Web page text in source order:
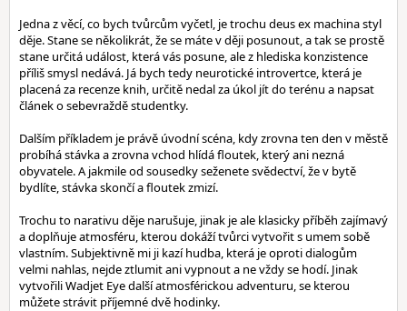
Jedna z věcí, co bych tvůrcům vyčetl, je trochu deus ex machina styl
děje. Stane se několikrát, že se máte v ději posunout, a tak se prostě
stane určitá událost, která vás posune, ale z hlediska konzistence
příliš smysl nedává. Já bych tedy neurotické introvertce, která je
placená za recenze knih, určitě nedal za úkol jít do terénu a napsat
článek o sebevraždě studentky.
Dalším příkladem je právě úvodní scéna, kdy zrovna ten den v městě
probíhá stávka a zrovna vchod hlídá floutek, který ani nezná
obyvatele. A jakmile od sousedky seženete svědectví, že v bytě
bydlíte, stávka skončí a floutek zmizí.
Trochu to narativu děje narušuje, jinak je ale klasicky příběh zajímavý
a doplňuje atmosféru, kterou dokáží tvůrci vytvořit s umem sobě
vlastním. Subjektivně mi ji kazí hudba, která je oproti dialogům
velmi nahlas, nejde ztlumit ani vypnout a ne vždy se hodí. Jinak
vytvořili Wadjet Eye další atmosférickou adventuru, se kterou
můžete strávit příjemné dvě hodinky.